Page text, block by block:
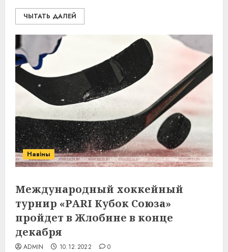
ЧЫТАТЬ ДАЛЕЙ
Навіны
Международный хоккейный
турнир «PARI Кубок Союза»
пройдет в Жлобине в конце
декабря
ADMIN 10.12.2022 0